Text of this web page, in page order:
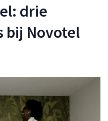
drie
bij Novotel